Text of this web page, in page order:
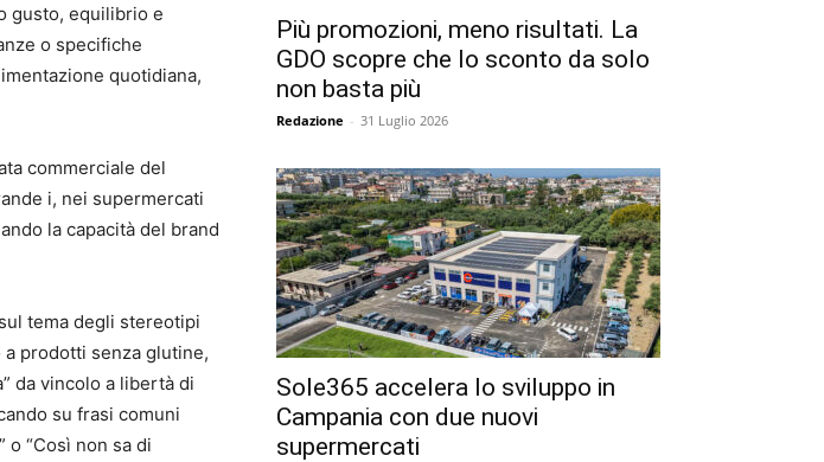
gusto, equilibrio e
o specifiche
quotidiana,
commerciale del
i, nei supermercati
la capacità del brand
tema degli stereotipi
prodotti senza glutine,
da vincolo a libertà di
su frasi comuni
o “Così non sa di
Più promozioni, meno risultati. La
GDO scopre che lo sconto da solo
non basta più
Redazione - 31 Luglio 2026
Sole365 accelera lo sviluppo in
Campania con due nuovi
supermercati